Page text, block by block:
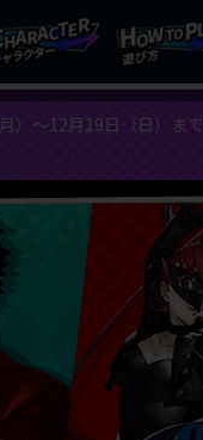
）〜12月19日（日）まで